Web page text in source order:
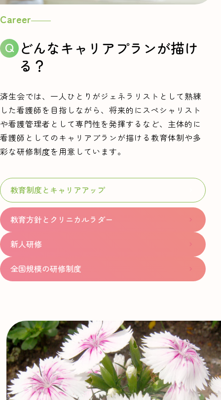
なでしこナースについて
教育制度とキャリアアップ
なでしこナースの声
なでしこナースNews！
施設一覧
済生会看護部リーフレット
Career
どんなキャリアプランが描け
る？
済生会では、一人ひとりがジェネラリストとして熟練
した看護師を目指しながら、将来的にスペシャリスト
や看護管理者として専門性を発揮するなど、主体的に
看護師としてのキャリアプランが描ける教育体制や多
彩な研修制度を用意しています。
教育制度とキャリアアップ
教育方針とクリニカルラダー
新人研修
全国規模の研修制度